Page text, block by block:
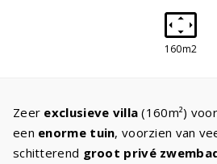
160m2
Zeer exclusieve villa (160m²)
een enorme tuin, voorzien van
schitterend groot privé